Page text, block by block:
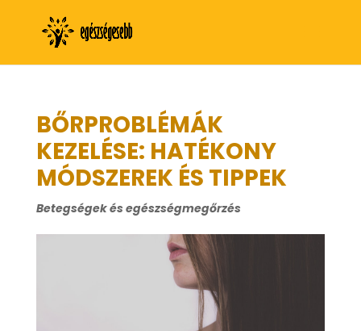
BŐRPROBLÉMÁK
KEZELÉSE: HATÉKONY
MÓDSZEREK ÉS TIPPEK
Betegségek és egészségmegőrzés